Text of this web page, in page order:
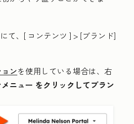
て、[ コンテンツ ] > [ブランド]
ンを使用している場合は、右
ニュー をクリックしてブラン